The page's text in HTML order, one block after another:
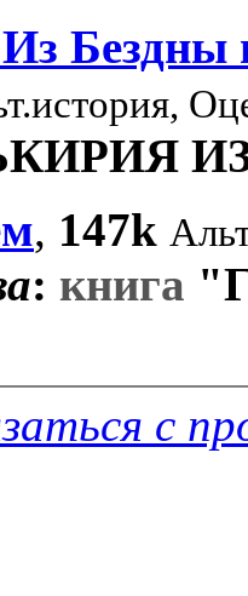
Бездны
, 147k
: книга
с